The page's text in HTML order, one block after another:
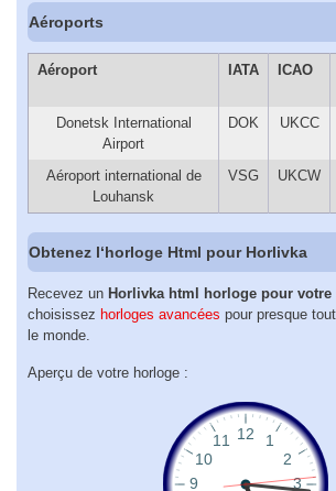
Aéroports
Aéroport IATA ICAO
Donetsk International
Airport
DOK UKCC
Aéroport international de
Louhansk
VSG UKCW
Obtenez l‘horloge Html pour Horlivka
Recevez un Horlivka html horloge pour votre
choisissez horloges avancées pour presque
le monde.
Aperçu de votre horloge :